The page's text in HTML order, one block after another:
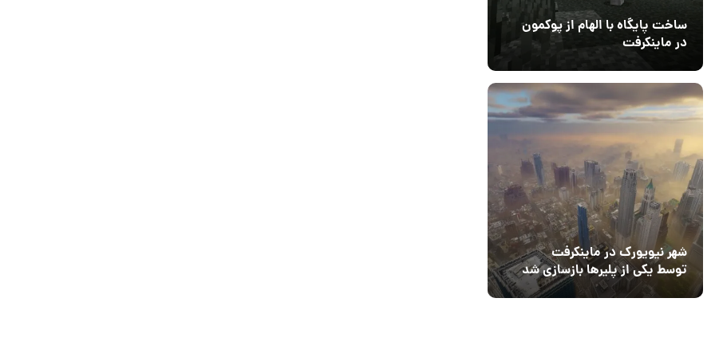
ساخت پایگاه با الهام از پوکمون
در ماینکرفت
شهر نیویورک در ماینکرفت
توسط یکی از پلیرها بازسازی شد